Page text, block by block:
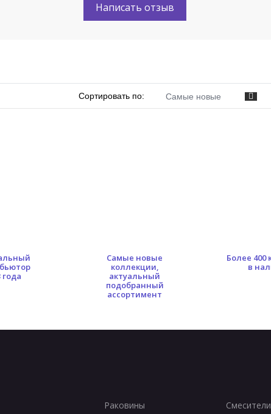
Написать отзыв
Сортировать по: Самые новые
года
Самые новые
коллекции,
актуальный
подобранный
ассортимент
Более 400
в
Раковины
Смесители